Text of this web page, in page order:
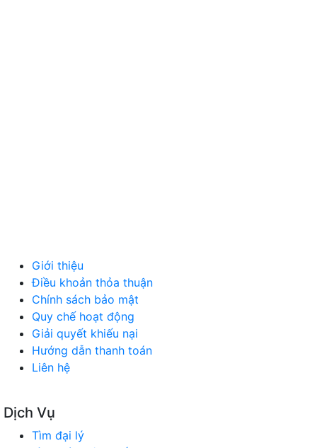
Giới thiệu
Điều khoản thỏa thuận
Chính sách bảo mật
Quy chế hoạt động
Giải quyết khiếu nại
Hướng dẫn thanh toán
Liên hệ
Dịch Vụ
Tìm đại lý